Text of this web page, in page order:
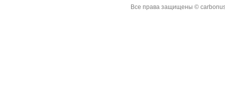
Все права защищены ©